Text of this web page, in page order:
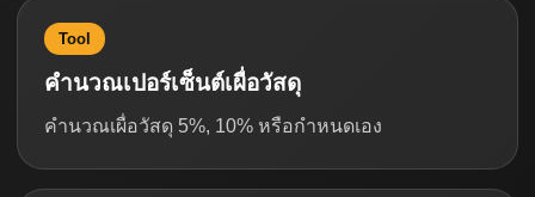
Tool
คำนวณเปอร์เซ็นต์เผื่อวัสดุ
คำนวณเผื่อวัสดุ 5%, 10% หรือกำหนดเอง